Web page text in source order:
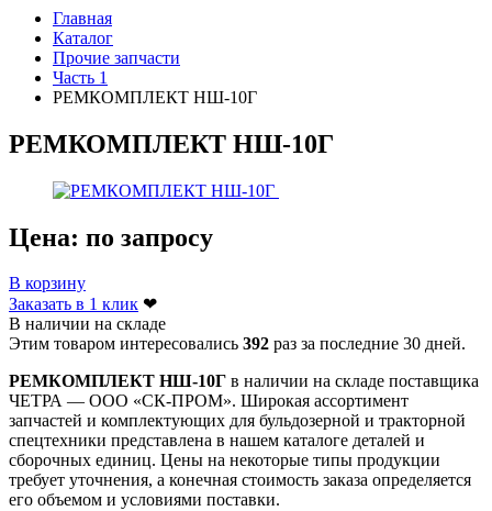
Главная
Каталог
Прочие запчасти
Часть 1
РЕМКОМПЛЕКТ НШ-10Г
РЕМКОМПЛЕКТ НШ-10Г
Цена: по запросу
В корзину
Заказать в 1 клик ❤
В наличии на складе
Этим товаром интересовались 392 раз за последние 30 дней.
РЕМКОМПЛЕКТ НШ-10Г в наличии на складе поставщика
ЧЕТРА — ООО «СК-ПРОМ». Широкая ассортимент
запчастей и комплектующих для бульдозерной и тракторной
спецтехники представлена в нашем каталоге деталей и
сборочных единиц. Цены на некоторые типы продукции
требует уточнения, а конечная стоимость заказа определяется
его объемом и условиями поставки.